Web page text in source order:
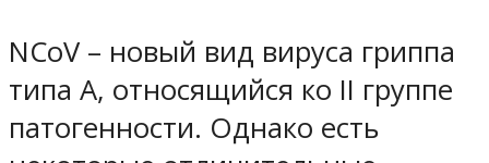
NCoV – новый вид вируса гриппа
типа А, относящийся ко II группе
патогенности. Однако есть